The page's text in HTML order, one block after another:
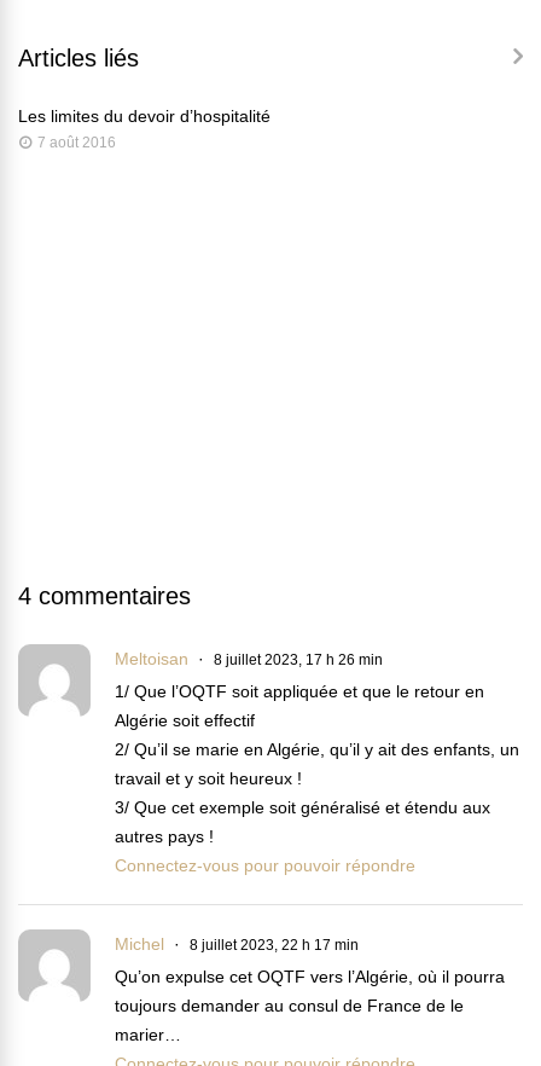
Articles liés
Les limites du devoir d’hospitalité
7 août 2016
4 commentaires
Meltoisan 8 juillet 2023, 17 h 26 min
1/ Que l’OQTF soit appliquée et que le retour en
Algérie soit effectif
2/ Qu’il se marie en Algérie, qu’il y ait des enfants, un
travail et y soit heureux !
3/ Que cet exemple soit généralisé et étendu aux
autres pays !
Connectez-vous pour pouvoir répondre
Michel 8 juillet 2023, 22 h 17 min
Qu’on expulse cet OQTF vers l’Algérie, où il pourra
toujours demander au consul de France de le
marier…